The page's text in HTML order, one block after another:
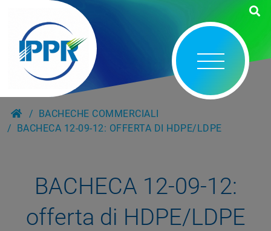
BACHECHE COMMERCIALI
BACHECA 12-09-12: OFFERTA DI HDPE/LDPE
BACHECA 12-09-12:
offerta di HDPE/LDPE